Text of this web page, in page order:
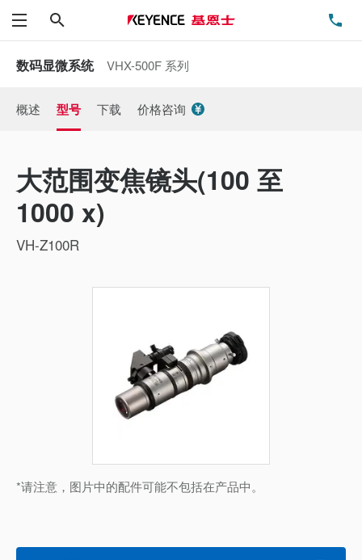
菜单
数码显微系统 VHX-500F 系列
概述 型号 下载 价格咨询
大范围变焦镜头(100 至
1000 x)
VH-Z100R
*请注意，图片中的配件可能不包括在产品中。